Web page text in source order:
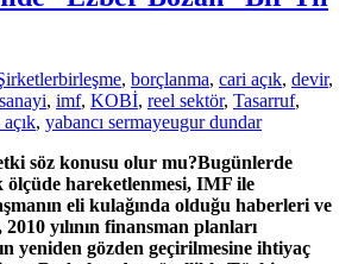
birleşme, borçlanma, cari açık, devir,
, imf, KOBİ, reel sektör, Tasarruf,
, yabancı sermayeugur dundar
Bugünlerde
ölçüde hareketlenmesi, IMF ile
eli kulağında olduğu haberleri ve
yılının finansman planları
yeniden gözden geçirilmesine ihtiyaç